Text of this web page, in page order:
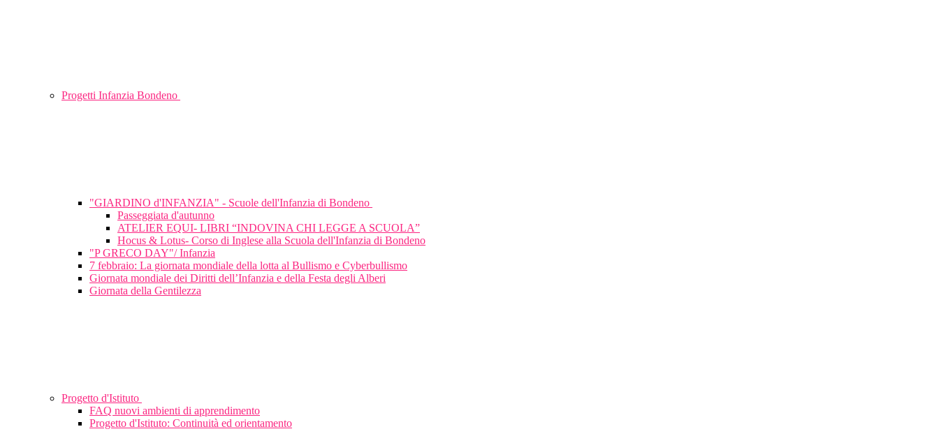
Progetti Infanzia Bondeno
"GIARDINO d'INFANZIA" - Scuole dell'Infanzia di Bondeno
Passeggiata d'autunno
ATELIER EQUI- LIBRI “INDOVINA CHI LEGGE A SCUOLA”
Hocus & Lotus- Corso di Inglese alla Scuola dell'Infanzia di Bondeno
"P GRECO DAY"/ Infanzia
7 febbraio: La giornata mondiale della lotta al Bullismo e Cyberbullismo
Giornata mondiale dei Diritti dell’Infanzia e della Festa degli Alberi
Giornata della Gentilezza
Progetto d'Istituto
FAQ nuovi ambienti di apprendimento
Progetto d'Istituto: Continuità ed orientamento